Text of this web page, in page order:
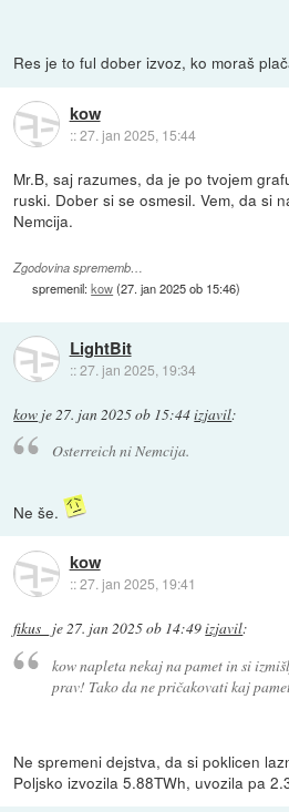
Res je to ful dober izvoz, ko moraš
kow
::27. jan 2025, 15:44
Mr.B, saj razumes, da je po tvojem
ruski. Dober si se osmesil. Vem, da si
Nemcija.
Zgodovina sprememb…
spremenil:kow(27. jan 2025 ob 15:46)
LightBit
::27. jan 2025, 19:34
kow je 27. jan 2025 ob 15:44izjavil:
Osterreich ni Nemcija.
Ne še.
kow
::27. jan 2025, 19:41
fikus_ je27. jan 2025 ob 14:49izjavil:
kow napleta nekaj na pamet in si
prav! Tako da ne pričakovati kaj
Ne spremeni dejstva, da si poklicen
Poljsko izvozila 5.88TWh, uvozila pa